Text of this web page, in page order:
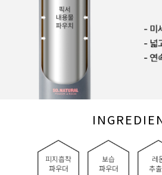
피지흡착
파우더
보습
파우더
레
추